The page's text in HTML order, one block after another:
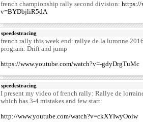
french championship rally second division: https://
v=BYDbjliR5dA
speedestracing
french rally this week end: rallye de la luronne
program: Drift and jump
https://www.youtube.com/watch?v=-gdyDrgTuMc
speedestracing
I present my video of french rally: Rallye de
which has 3-4 mistakes and few start:
http://www.youtube.com/watch?v=ckXYIwyOoiw